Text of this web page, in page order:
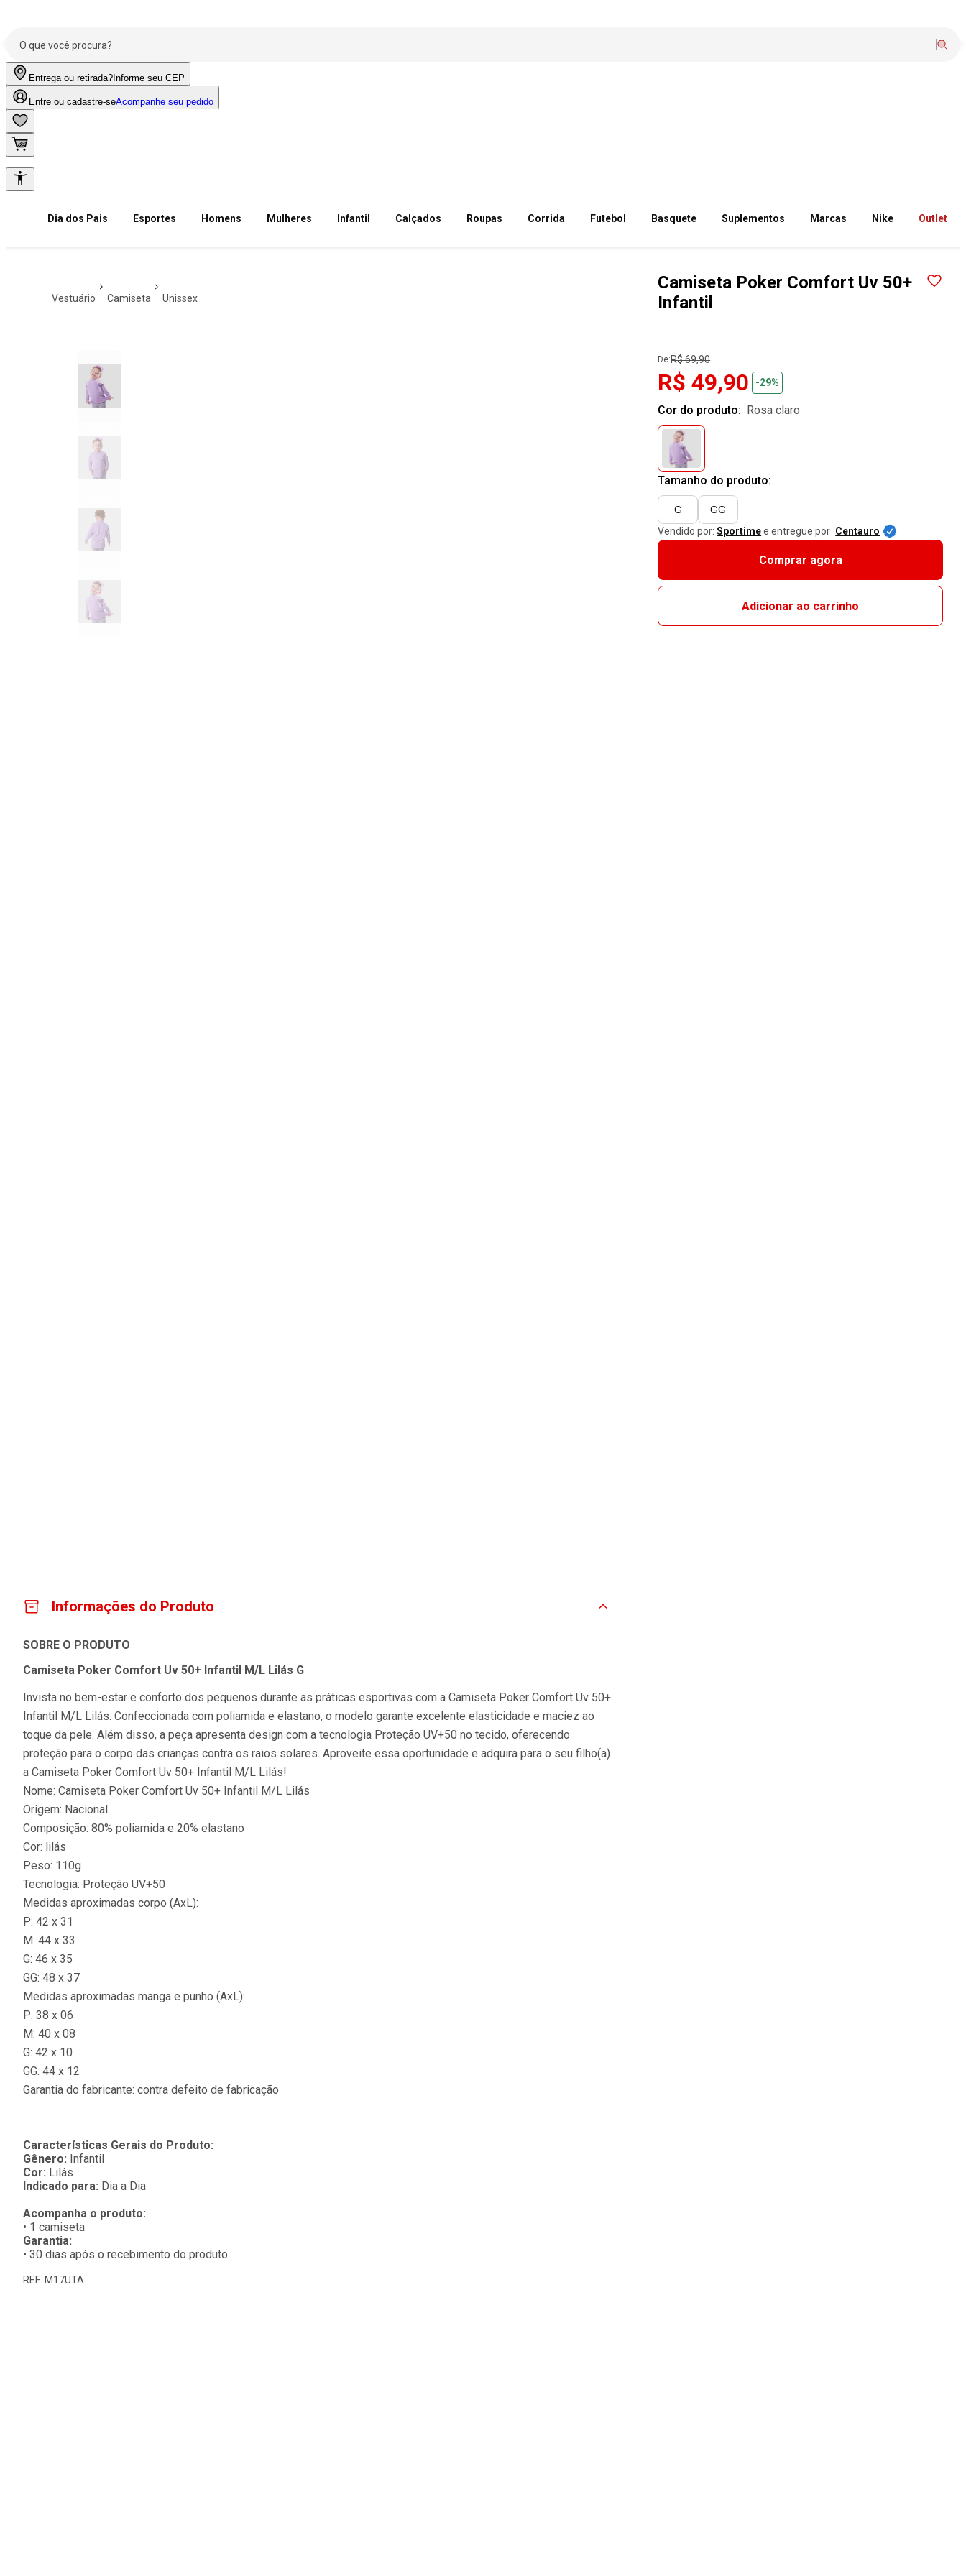
Entrega ou retirada? Informe seu CEP
Entre ou cadastre-seAcompanhe seu pedido
Dia dos Pais Esportes Homens Mulheres Infantil Calçados Roupas Corrida Futebol Basquete Suplementos Marcas Nike Outlet
vestuário camiseta unissex
Camiseta Poker Comfort Uv 50+
Infantil
De:R$ 69,90
R$ 49,90 -29%
Cor do produto: rosa claro
Tamanho do produto:
G
GG
Vendido por: Sportimee entregue por Centauro
Comprar agora
Adicionar ao carrinho
Informações do Produto
SOBRE O PRODUTO
Camiseta Poker Comfort Uv 50+ Infantil M/L Lilás G
Invista no bem-estar e conforto dos pequenos durante as práticas esportivas com a Camiseta Poker Comfort Uv 50+
Infantil M/L Lilás. Confeccionada com poliamida e elastano, o modelo garante excelente elasticidade e maciez ao
toque da pele. Além disso, a peça apresenta design com a tecnologia Proteção UV+50 no tecido, oferecendo
proteção para o corpo das crianças contra os raios solares. Aproveite essa oportunidade e adquira para o seu filho(a)
a Camiseta Poker Comfort Uv 50+ Infantil M/L Lilás!
Nome: Camiseta Poker Comfort Uv 50+ Infantil M/L Lilás
Origem: Nacional
Composição: 80% poliamida e 20% elastano
Cor: lilás
Peso: 110g
Tecnologia: Proteção UV+50
Medidas aproximadas corpo (AxL):
P: 42 x 31
M: 44 x 33
G: 46 x 35
GG: 48 x 37
Medidas aproximadas manga e punho (AxL):
P: 38 x 06
M: 40 x 08
G: 42 x 10
GG: 44 x 12
Garantia do fabricante: contra defeito de fabricação
Características Gerais do Produto:
Gênero: Infantil
Cor: Lilás
Indicado para: Dia a Dia
Acompanha o produto:
• 1 camiseta
Garantia:
• 30 dias após o recebimento do produto
REF: M17UTA